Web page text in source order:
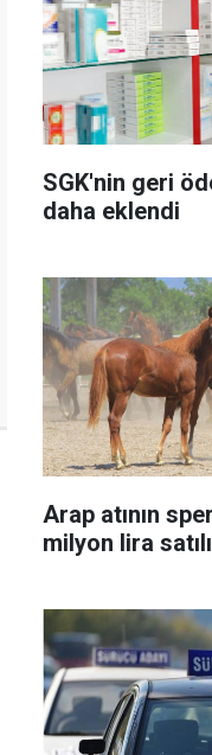
SGK'nin geri
daha eklendi
Arap atının
milyon lira